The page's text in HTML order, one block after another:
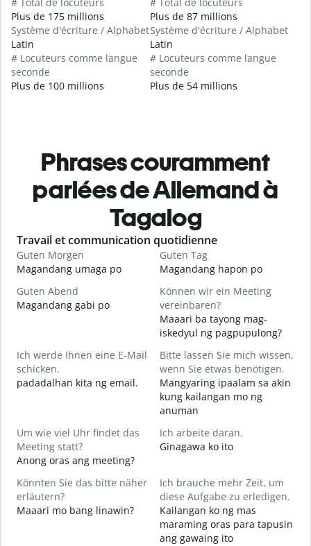
Plus de 175 millions
Système d'écriture / Alphabet
Latin
# Locuteurs comme langue
seconde
Plus de 100 millions
Plus de 87 millions
Système d'écriture / Alphabet
Latin
# Locuteurs comme langue
seconde
Plus de 54 millions
Phrases couramment
parlées de Allemand à
Tagalog
Slide 1 of 6
Travail et communication quotidienne
Guten Morgen
Magandang umaga po
Guten Tag
Magandang hapon po
Guten Abend
Magandang gabi po
Können wir ein Meeting
vereinbaren?
Maaari ba tayong mag-
iskedyul ng pagpupulong?
Ich werde Ihnen eine E-Mail
schicken.
padadalhan kita ng email.
Bitte lassen Sie mich wissen,
wenn Sie etwas benötigen.
Mangyaring ipaalam sa akin
kung kailangan mo ng
anuman
Um wie viel Uhr findet das
Meeting statt?
Anong oras ang meeting?
Ich arbeite daran.
Ginagawa ko ito
Könnten Sie das bitte näher
erläutern?
Maaari mo bang linawin?
Ich brauche mehr Zeit, um
diese Aufgabe zu erledigen.
Kailangan ko ng mas
maraming oras para tapusin
ang gawaing ito